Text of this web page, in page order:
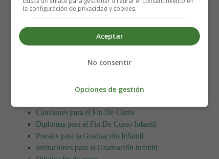
Para imprimir el Diploma, es mejor guardarla primero en
el ordenador.
🔅 Banco de Recursos para fin de
curso, graduación
Canciones para el Fin De Curso
Diplomas para el Fin De Curso Infantil
Poesías para la Graduación Infantil
Invitaciones para la Graduación Infantil
la configuración de privacidad y cookies.
Aceptar
No consentir
Opciones de gestión